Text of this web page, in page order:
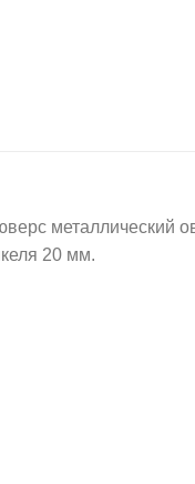
металлический
20 мм.